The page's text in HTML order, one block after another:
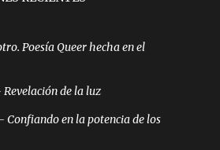
Poesía Queer hecha en el
de la luz
Confiando en la potencia de los